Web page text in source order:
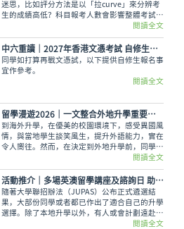
迷思，比如評分方法是以「拉curve」來分辨考
生的成績高低？科目報考人數會影響整體考試成
績，意即越多人報考的科目，就越容易考取佳
績？又如，考生越來越多都會對成績造成影響？
香港考試及評核局是採用水平參照成績匯報制
度，每一級都有預設的水平。
閱讀全文
中六重讀│2027年香港文憑考試 自修生報名事宜
同學如打算再戰文憑試，以下提供自修生報名事
宜作參考。
閱讀全文
留學漫遊2026｜一文整合外地升學重要情報 留學資訊
到海外升學，在優美的校園環境下，感受異國風
情，與當地學生談笑風生，提升外語能力，實在
令人嚮往。然而，在決定到外地升學前，同學務
必考慮以下各項因素及留學資訊才作出決定，留
學漫遊為大家整合留學的重要資訊。
閱讀全文
活動推介｜多場英澳留學講座及諮詢日 助你掌握最新海外升學資訊
隨著大學聯招辦法（JUPAS）公布正式遴選結
果，大部份同學或者都已作出了適合自己的升學
選擇。除了本地升學以外，有人或會計劃遠赴外
地學習，而在這個8月便有多場英國及澳洲大學
閱讀全文